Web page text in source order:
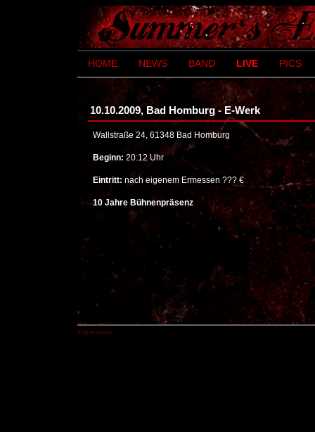
HOME NEWS BAND LIVE PICS
10.10.2009, Bad Homburg - E-Werk
Wallstraße 24, 61348 Bad Homburg
Beginn: 20:12 Uhr
Eintritt: nach eigenem Ermessen ??? €
10 Jahre Bühnenpräsenz
impressum